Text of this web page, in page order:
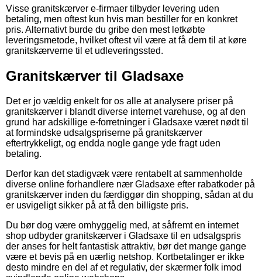
Visse granitskærver e-firmaer tilbyder levering uden
betaling, men oftest kun hvis man bestiller for en konkret
pris. Alternativt burde du gribe den mest letkøbte
leveringsmetode, hvilket oftest vil være at få dem til at køre
granitskærverne til et udleveringssted.
Granitskærver til Gladsaxe
Det er jo vældig enkelt for os alle at analysere priser på
granitskærver i blandt diverse internet varehuse, og af den
grund har adskillige e-forretninger i Gladsaxe været nødt til
at formindske udsalgspriserne på granitskærver
eftertrykkeligt, og endda nogle gange yde fragt uden
betaling.
Derfor kan det stadigvæk være rentabelt at sammenholde
diverse online forhandlere nær Gladsaxe efter rabatkoder på
granitskærver inden du færdiggør din shopping, sådan at du
er usvigeligt sikker på at få den billigste pris.
Du bør dog være omhyggelig med, at såfremt en internet
shop udbyder granitskærver i Gladsaxe til en udsalgspris
der anses for helt fantastisk attraktiv, bør det mange gange
være et bevis på en uærlig netshop. Kortbetalinger er ikke
desto mindre en del af et regulativ, der skærmer folk imod